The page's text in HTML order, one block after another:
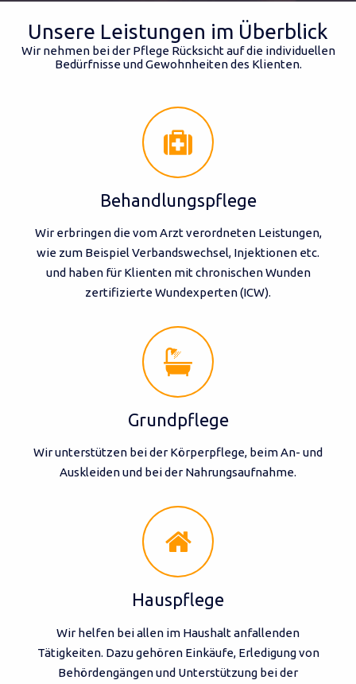
Unsere Leistungen im Überblick
Wir nehmen bei der Pflege Rücksicht auf die individuellen
Bedürfnisse und Gewohnheiten des Klienten.
Behandlungspflege
Wir erbringen die vom Arzt verordneten Leistungen,
wie zum Beispiel Verbandswechsel, Injektionen etc.
und haben für Klienten mit chronischen Wunden
zertifizierte Wundexperten (ICW).
Grundpflege
Wir unterstützen bei der Körperpflege, beim An- und
Auskleiden und bei der Nahrungsaufnahme.
Hauspflege
Wir helfen bei allen im Haushalt anfallenden
Tätigkeiten. Dazu gehören Einkäufe, Erledigung von
Behördengängen und Unterstützung bei der